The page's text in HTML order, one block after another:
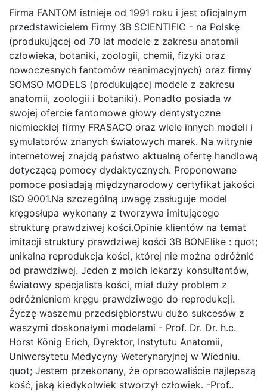
Firma FANTOM istnieje od 1991 roku i jest oficjalnym
przedstawicielem Firmy 3B SCIENTIFIC - na Polskę
(produkującej od 70 lat modele z zakresu anatomii
człowieka, botaniki, zoologii, chemii, fizyki oraz
nowoczesnych fantomów reanimacyjnych) oraz firmy
SOMSO MODELS (produkującej modele z zakresu
anatomii, zoologii i botaniki). Ponadto posiada w
swojej ofercie fantomowe głowy dentystyczne
niemieckiej firmy FRASACO oraz wiele innych modeli i
symulatorów znanych światowych marek. Na witrynie
internetowej znajdą państwo aktualną ofertę handlową
dotyczącą pomocy dydaktycznych. Proponowane
pomoce posiadają międzynarodowy certyfikat jakości
ISO 9001.Na szczególną uwagę zasługuje model
kręgosłupa wykonany z tworzywa imitującego
strukturę prawdziwej kości.Opinie klientów na temat
imitacji struktury prawdziwej kości 3B BONElike : quot;
unikalna reprodukcja kości, której nie można odróżnić
od prawdziwej. Jeden z moich lekarzy konsultantów,
światowy specjalista kości, miał duży problem z
odróżnieniem kręgu prawdziwego do reprodukcji.
Życzę waszemu przedsiębiorstwu dużo sukcesów z
waszymi doskonałymi modelami - Prof. Dr. Dr. h.c.
Horst König Erich, Dyrektor, Instytutu Anatomii,
Uniwersytetu Medycyny Weterynaryjnej w Wiedniu.
quot; Jestem przekonany, że opracowaliście najlepszą
kość, jaką kiedykolwiek stworzył człowiek. -Prof..